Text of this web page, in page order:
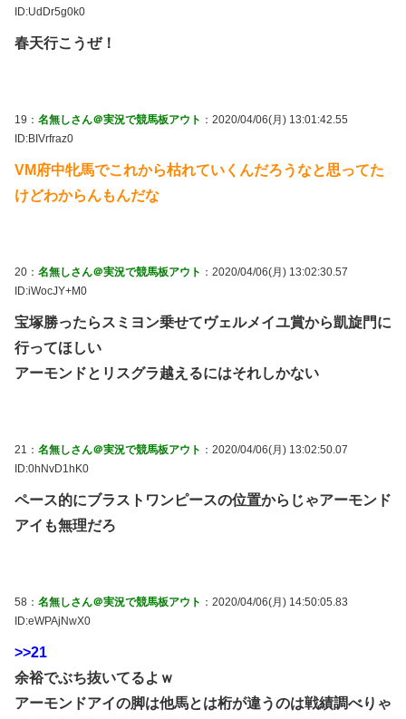
ID:UdDr5g0k0
春天行こうぜ！
19： 名無しさん＠実況で競馬板アウト ：2020/04/06(月) 13:01:42.55
ID:BIVrfraz0
VM府中牝馬でこれから枯れていくんだろうなと思ってた
けどわからんもんだな
20： 名無しさん＠実況で競馬板アウト ：2020/04/06(月) 13:02:30.57
ID:iWocJY+M0
宝塚勝ったらスミヨン乗せてヴェルメイユ賞から凱旋門に
行ってほしい
アーモンドとリスグラ越えるにはそれしかない
21： 名無しさん＠実況で競馬板アウト ：2020/04/06(月) 13:02:50.07
ID:0hNvD1hK0
ペース的にブラストワンピースの位置からじゃアーモンド
アイも無理だろ
58： 名無しさん＠実況で競馬板アウト ：2020/04/06(月) 14:50:05.83
ID:eWPAjNwX0
>>21
余裕でぶち抜いてるよｗ
アーモンドアイの脚は他馬とは桁が違うのは戦績調べりゃ